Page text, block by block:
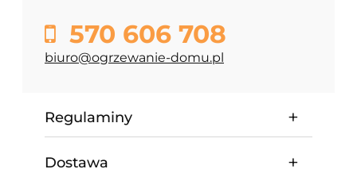
570 606 708
biuro@ogrzewanie-domu.pl
Regulaminy
Dostawa